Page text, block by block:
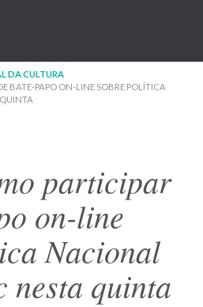
DA CULTURA
BATE-PAPO ON-LINE SOBRE POLÍTICA
participar
on-line
Nacional
quinta